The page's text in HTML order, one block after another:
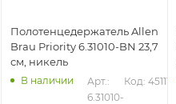
Полотенцедержатель Allen
Brau Priority 6.31010-BN 23,7
см, никель
В наличии
Арт.:
6.31010-
Код: 45111